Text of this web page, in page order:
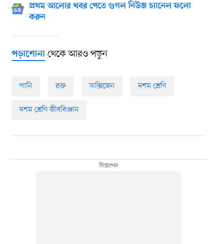
প্রথম আলোর খবর পেতে গুগল নিউজ চ্যানেল ফলো
করুন
পড়াশোনাথেকে আরও পড়ুন
পানি রক্ত অক্সিজেন দশম শ্রেণি
দশম শ্রেণি জীববিজ্ঞান